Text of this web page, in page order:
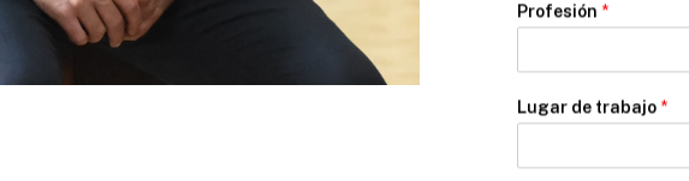
Profesión *
Lugar de trabajo *